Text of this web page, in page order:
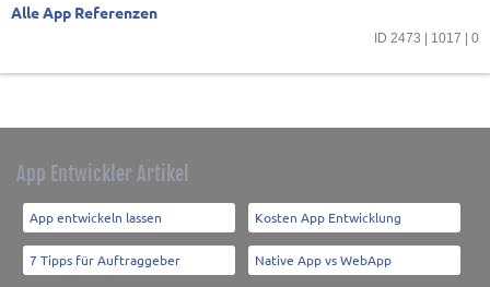
Alle App Referenzen
ID 2473 | 1017 | 0
App Entwickler Artikel
App entwickeln lassen Kosten App Entwicklung
7 Tipps für Auftraggeber Native App vs WebApp